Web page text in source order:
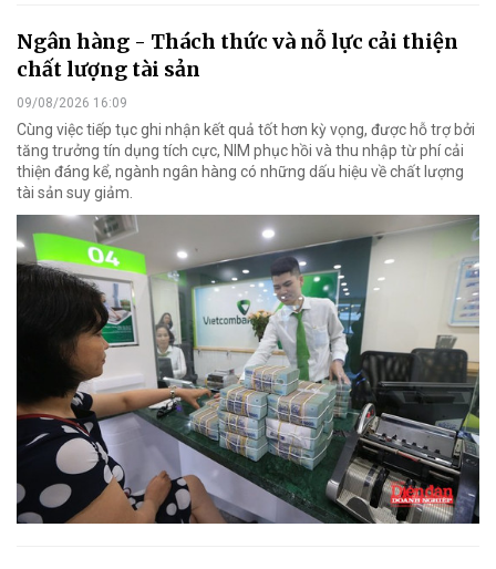
Ngân hàng - Thách thức và nỗ lực cải thiện
chất lượng tài sản
09/08/2026 16:09
Cùng việc tiếp tục ghi nhận kết quả tốt hơn kỳ vọng, được hỗ trợ bởi
tăng trưởng tín dụng tích cực, NIM phục hồi và thu nhập từ phí cải
thiện đáng kể, ngành ngân hàng có những dấu hiệu về chất lượng
tài sản suy giảm.